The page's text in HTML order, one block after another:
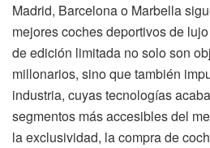
Madrid, Barcelona o Marbella
mejores coches deportivos de
de edición limitada no solo son
millonarios, sino que también
industria, cuyas tecnologías
segmentos más accesibles del
la exclusividad, la compra de